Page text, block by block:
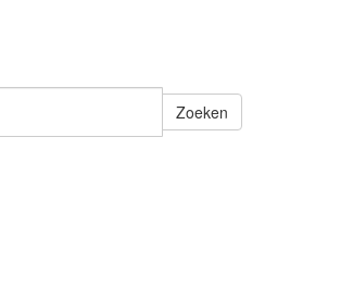
Zoeken